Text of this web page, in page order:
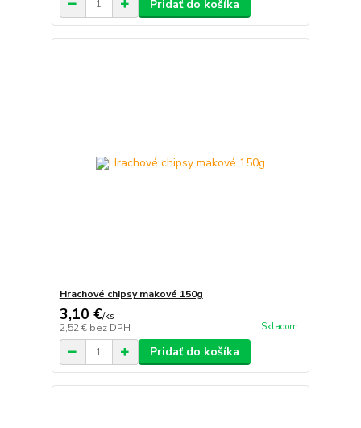
Pridať do košíka
Hrachové chipsy makové 150g
3,10 €/ks
2,52 € bez DPH Skladom
Pridať do košíka